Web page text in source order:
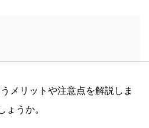
メリットや注意点を解説しま
ょうか。